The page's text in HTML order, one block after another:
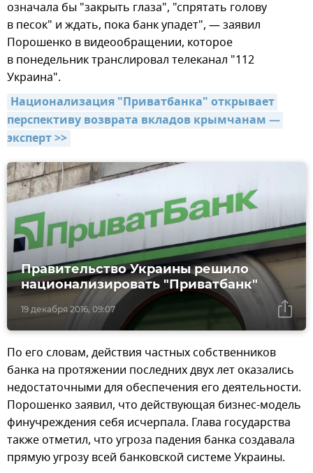
означала бы "закрыть глаза", "спрятать голову
в песок" и ждать, пока банк упадет", — заявил
Порошенко в видеообращении, которое
в понедельник транслировал телеканал "112
Украина".
Национализация "Приватбанка" открывает
перспективу возврата вкладов крымчанам —
эксперт >>
19 декабря 2016, 09:07
Правительство Украины решило
национализировать "Приватбанк"
По его словам, действия частных собственников
банка на протяжении последних двух лет оказались
недостаточными для обеспечения его деятельности.
Порошенко заявил, что действующая бизнес-модель
финучреждения себя исчерпала. Глава государства
также отметил, что угроза падения банка создавала
прямую угрозу всей банковской системе Украины.